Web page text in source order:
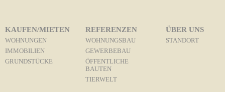
KAUFEN/MIETEN
WOHNUNGEN
IMMOBILIEN
GRUNDSTÜCKE
REFERENZEN
WOHNUNGSBAU
GEWERBEBAU
ÖFFENTLICHE
BAUTEN
TIERWELT
ÜBER UNS
STANDORT